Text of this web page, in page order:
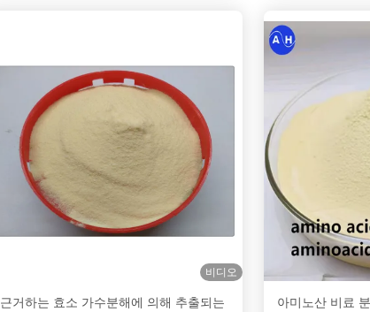
비디오
근거하는 효소 가수분해에 의해 추출되는
아미노산 비료